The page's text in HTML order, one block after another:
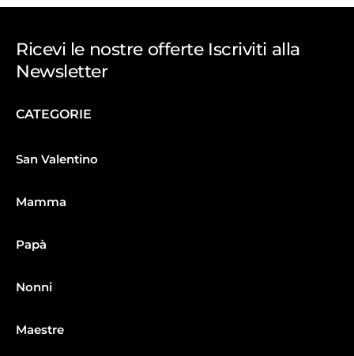
Ricevi le nostre offerte Iscriviti alla
Newsletter
CATEGORIE
San Valentino
Mamma
Papà
Nonni
Maestre